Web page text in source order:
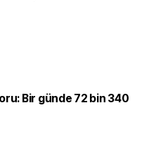
Bir günde 72 bin 340